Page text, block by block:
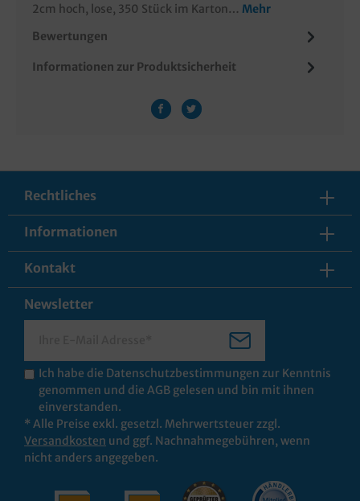
2cm hoch, lose, 350 Stück im Karton… Mehr
Bewertungen
Informationen zur Produktsicherheit
Rechtliches
Informationen
Kontakt
Newsletter
Ich habe die Datenschutzbestimmungen zur Kenntnis
genommen und die AGB gelesen und bin mit ihnen
einverstanden.
* Alle Preise exkl. gesetzl. Mehrwertsteuer zzgl.
Versandkosten und ggf. Nachnahmegebühren, wenn
nicht anders angegeben.